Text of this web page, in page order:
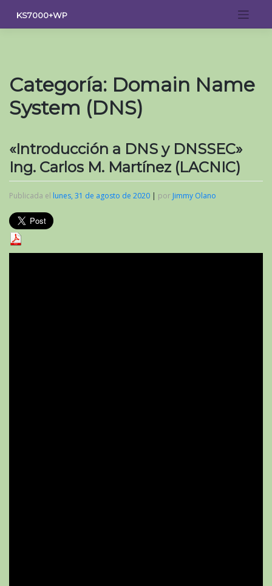
contenido
KS7000+WP
Categoría: Domain Name
System (DNS)
«Introducción a DNS y DNSSEC»
Ing. Carlos M. Martínez (LACNIC)
Publicada el lunes, 31 de agosto de 2020 | por Jimmy Olano